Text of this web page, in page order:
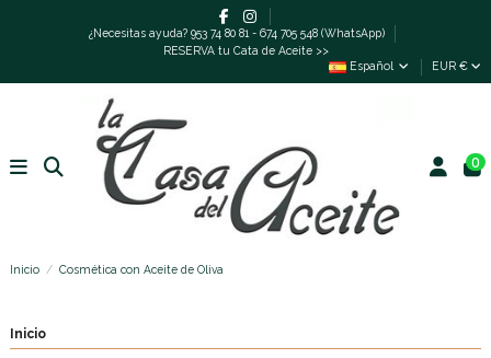
¿Necesitas ayuda? 953 74 80 81 - 674 705 548 (WhatsApp)
RESERVA tu Cata de Aceite >>
Español
EUR €
0
Inicio Cosmética con Aceite de Oliva
Inicio